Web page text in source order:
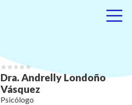
Dra.AndrellyLondoño
Vásquez
Psicólogo